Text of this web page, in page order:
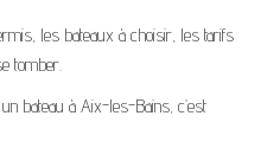
les bateaux à choisir, les tarifs
tomber.
bateau à Aix-les-Bains, c’est